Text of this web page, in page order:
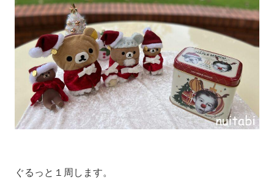
ぐるっと１周します。